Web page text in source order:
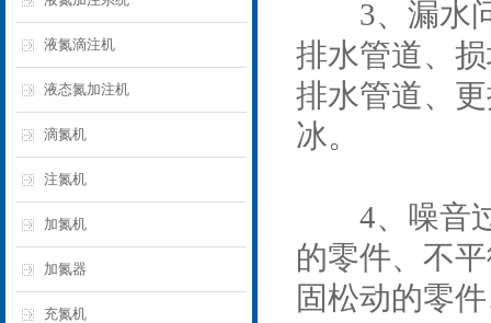
液氮滴注机
液态氮加注机
滴氮机
注氮机
加氮机
加氮器
充氮机
3、漏水问
排水管道、
排水管道、
冰。
4、噪音过
的零件、不
固松动的零